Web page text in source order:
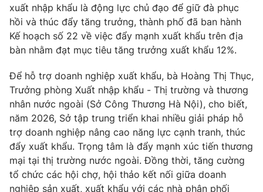
Thị trường
Tư vấn
Lịch phát sóng
Chuyên mục khác
Emagazine Podcast
Photo Infographic
Video Shorts video
VTV Money VTV Thể thao
xuất nhập khẩu là động lực chủ đạo để giữ đà phục
hồi và thúc đẩy tăng trưởng, thành phố đã ban hành
Kế hoạch số 22 về việc đẩy mạnh xuất khẩu trên địa
bàn nhằm đạt mục tiêu tăng trưởng xuất khẩu 12%.
Để hỗ trợ doanh nghiệp xuất khẩu, bà Hoàng Thị Thục,
Trưởng phòng Xuất nhập khẩu - Thị trường và thương
nhân nước ngoài (Sở Công Thương Hà Nội), cho biết,
năm 2026, Sở tập trung triển khai nhiều giải pháp hỗ
trợ doanh nghiệp nâng cao năng lực cạnh tranh, thúc
đẩy xuất khẩu. Trọng tâm là đẩy mạnh xúc tiến thương
mại tại thị trường nước ngoài. Đồng thời, tăng cường
tổ chức các hội chợ, hội thảo kết nối giữa doanh
nghiệp sản xuất, xuất khẩu với các nhà phân phối